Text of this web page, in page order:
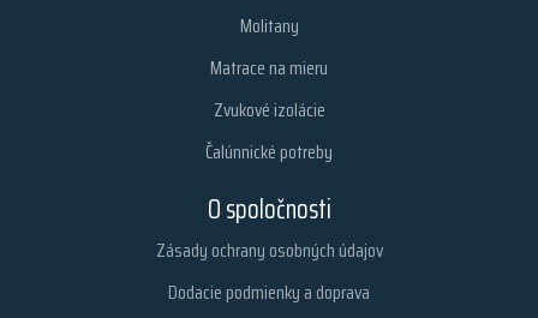
Molitany
Matrace na mieru
Zvukové izolácie
Čalúnnické potreby
O spoločnosti
Zásady ochrany osobných údajov
Dodacie podmienky a doprava